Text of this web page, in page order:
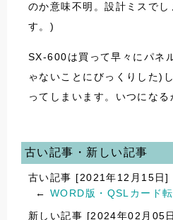
のか意味不明。設計ミスで
す。)
SX-600は買って早々にパネ
ゃないことにびっくりした)
ってしまいます。いつになる
古い記事・新しい記事
古い記事 [2021年12月15日]
← WORD版・QSLカード
新しい記事 [2024年02月05